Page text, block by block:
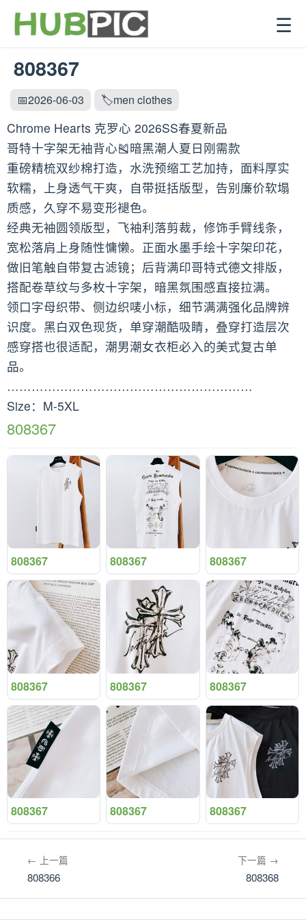
☰
808367
📅2026-06-03 🏷️men clothes
Chrome Hearts 克罗心 2026SS春夏新品
哥特十字架无袖背心🎽暗黑潮人夏日刚需款
重磅精梳双纱棉打造，水洗预缩工艺加持，面料厚实
软糯，上身透气干爽，自带挺括版型，告别廉价软塌
质感，久穿不易变形褪色。
经典无袖圆领版型，飞袖利落剪裁，修饰手臂线条，
宽松落肩上身随性慵懒。正面水墨手绘十字架印花，
做旧笔触自带复古滤镜；后背满印哥特式德文排版，
搭配卷草纹与多枚十字架，暗黑氛围感直接拉满。
领口字母织带、侧边织唛小标，细节满满强化品牌辨
识度。黑白双色现货，单穿潮酷吸睛，叠穿打造层次
感穿搭也很适配，潮男潮女衣柜必入的美式复古单
品。
……………………………………………………
Size：M-5XL
808367
808367 808367 808367
808367 808367 808367
808367 808367 808367
← 上一篇
808366
下一篇 →
808368